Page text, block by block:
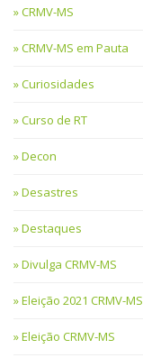
CRMV-MS
CRMV-MS em Pauta
Curiosidades
Curso de RT
Decon
Desastres
Destaques
Divulga CRMV-MS
Eleição 2021 CRMV-MS
Eleição CRMV-MS